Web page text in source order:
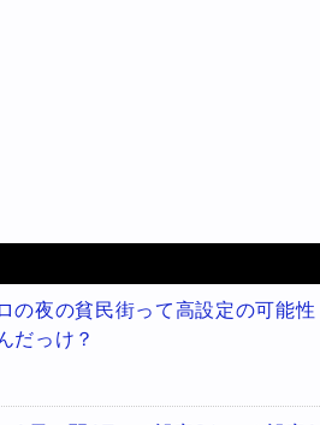
の夜の貧民街って高設定の可能性
だっけ？